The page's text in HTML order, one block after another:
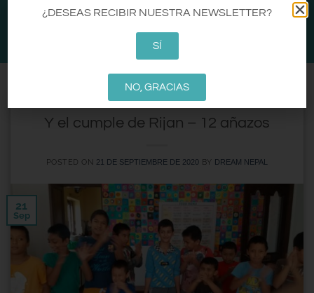
Y el cumple de Rijan – 12 añazos
POSTED ON 21 DE SEPTIEMBRE DE 2020 BY DREAM NEPAL
21
Sep
¿DESEAS RECIBIR NUESTRA NEWSLETTER?
SÍ
NO, GRACIAS